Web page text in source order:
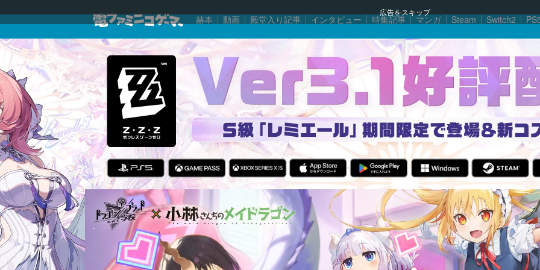
広告をスキップ
赫本 動画 殿堂入り記事 インタビュー 特集記事 マンガ Steam Switch2